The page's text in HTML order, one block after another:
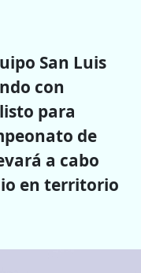
San Luis
con
para
de
a cabo
en territorio